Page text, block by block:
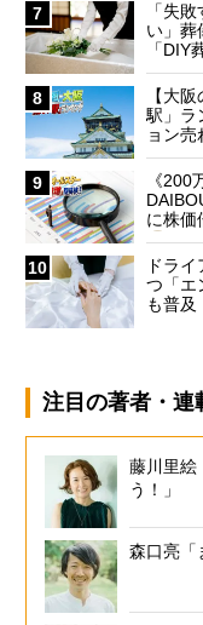
7
「失
い」葬
「
に…
8
【大
駅」ラ
ョン売
9
《
に株価
10
ドラ
つ「エ
も普
注目の著者・連
藤川里絵
う！」
森口亮「